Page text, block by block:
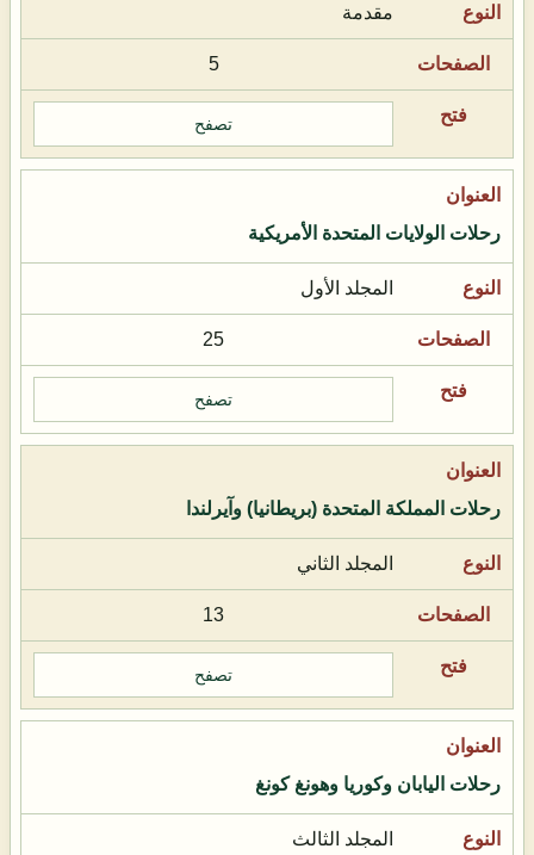
مقدمة
5
تصفح
رحلات الولايات المتحدة الأمريكية
المجلد الأول
25
تصفح
رحلات المملكة المتحدة (بريطانيا) وآيرلندا
المجلد الثاني
13
تصفح
رحلات اليابان وكوريا وهونغ كونغ
المجلد الثالث